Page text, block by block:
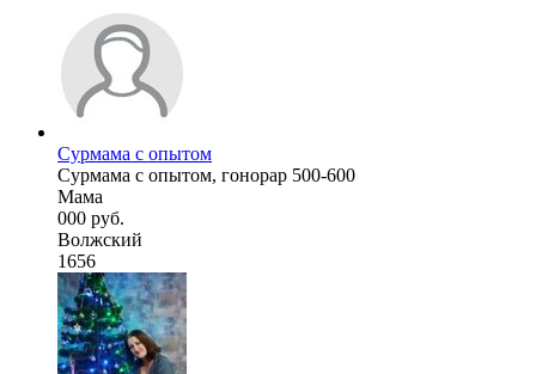
Сурмама с опытом
Сурмама с опытом, гонорар 500-600
Мама
000 руб.
Волжский
1656